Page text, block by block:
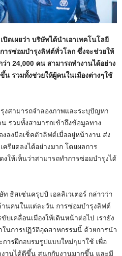
ดเผยว่า บริษัทได้นำเอาเทคโนโลยี
ารซ่อมบำรุงลิฟต์ทั่วโลก ซึ่งจะช่วยให้
า 24,000 คน สามารถทำงานได้อย่าง
รวมทั้งช่วยให้ผู้คนในเมืองต่างๆใช้
งสามารถจำลองภาพและระบุปัญหา
รวมทั้งสามารถเข้าถึงข้อมูลทาง
งลงมือเช็คตัวลิฟต์เมื่ออยู่หน้างาน ส่ง
รียดลงได้อย่างมาก โดยผลการ
ให้เห็นว่าสามารถทำการซ่อมบำรุงได้
ท ธิสเซ่นครุปป์ เอลลิเวเตอร์ กล่าวว่า
นคนในแต่ละวัน การซ่อมบำรุงลิฟต์
เคลื่อนเมืองให้เดินหน้าต่อไป เรายัง
นการปฏิวัติอุตสาหกรรมนี้ ด้วยการนำ
การฝึกอบรมรูปแบบใหม่ๆมาใช้ เพื่อ
งานได้ดีขึ้น สนุกกับงานมากขึ้น และมี